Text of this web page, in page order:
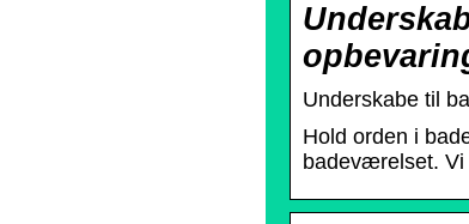
Underskabe til
Hold orden i
badeværelset. Vi